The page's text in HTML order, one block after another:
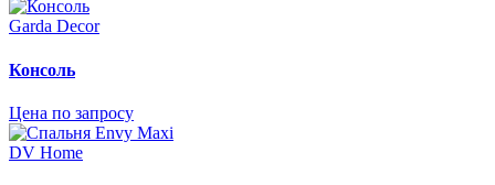
Garda Decor
Консоль
Цена по запросу
DV Home